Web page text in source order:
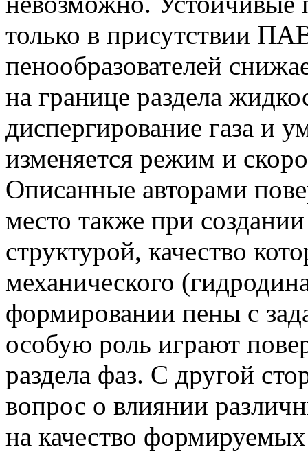
только в присутствии
пенообразователей
на границе раздела
диспергирование газа и
изменяется режим и
Описанные авторами
место также при
структурой, качество
механического
формировании пены с
особую роль играют
раздела фаз. С другой
вопрос о влиянии
на качество